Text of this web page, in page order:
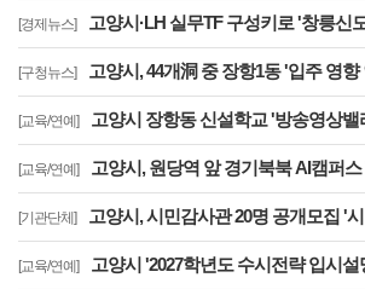
[경제뉴스] 고양시·LH 실무TF 구성키로 '창릉신도시 성공적
[구청뉴스] 고양시, 44개洞 중 장항1동 '입주 영향 인구 증가폭'
[교육/연예] 고양시 장항동 신설학교 '방송영상밸리초교' 교육
[교육/연예] 고양시, 원당역 앞 경기북북 AI캠퍼스 'AI·디지털 배
[기관단체] 고양시, 시민감사관 20명 공개모집 '시민의 시각·
[교육/연예] 고양시 '2027학년도 수시전략 입시설명회 및 대